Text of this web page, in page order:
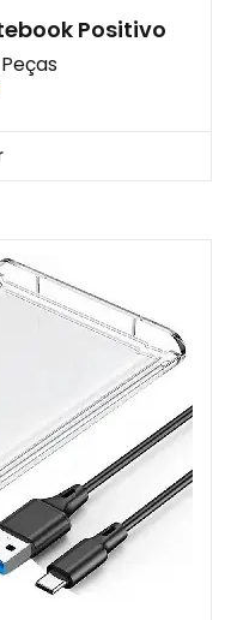
Positivo